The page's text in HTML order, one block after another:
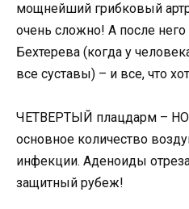
мощнейший грибковый
очень сложно! А после него
Бехтерева (когда у
все суставы) – и все, что
ЧЕТВЕРТЫЙ плацдарм –
основное количество
инфекции. Аденоиды
защитный рубеж!